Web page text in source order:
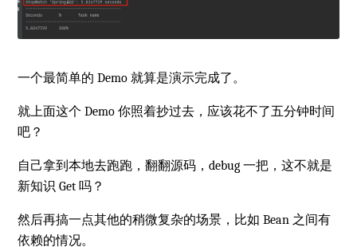
一个最简单的 Demo 就算是演示完成了。
就上面这个 Demo 你照着抄过去，应该花不了五分钟时间
吧？
自己拿到本地去跑跑，翻翻源码，debug 一把，这不就是
新知识 Get 吗？
然后再搞一点其他的稍微复杂的场景，比如 Bean 之间有
依赖的情况。